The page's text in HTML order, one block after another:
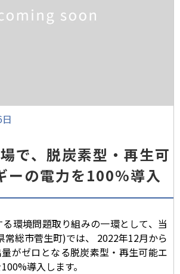
で、脱炭素型・再生可
ーの電力を100%導入
環境問題取り組みの一環として、当
常総市菅生町)では、 2022年12月から
がゼロとなる脱炭素型・再生可能エ
導入します。